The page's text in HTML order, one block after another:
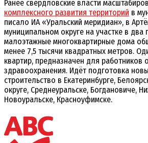
Ранее свердловские власти
комплексного развития территорий в
писало ИА «Уральский меридиан», в
муниципальном округе на участке в два
малоэтажные многоквартирные дома
менее 7,5 тысячи квадратных метров.
квартир, предназначен для работников
здравоохранения. Идёт подготовка
строительство в Екатеринбурге,
округе, Среднеуральске, Богдановиче,
Новоуральске, Красноуфимске.